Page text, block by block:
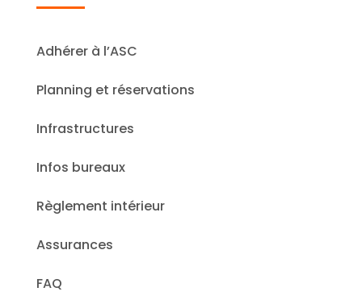
Adhérer à l’ASC
Planning et réservations
Infrastructures
Infos bureaux
Règlement intérieur
Assurances
FAQ